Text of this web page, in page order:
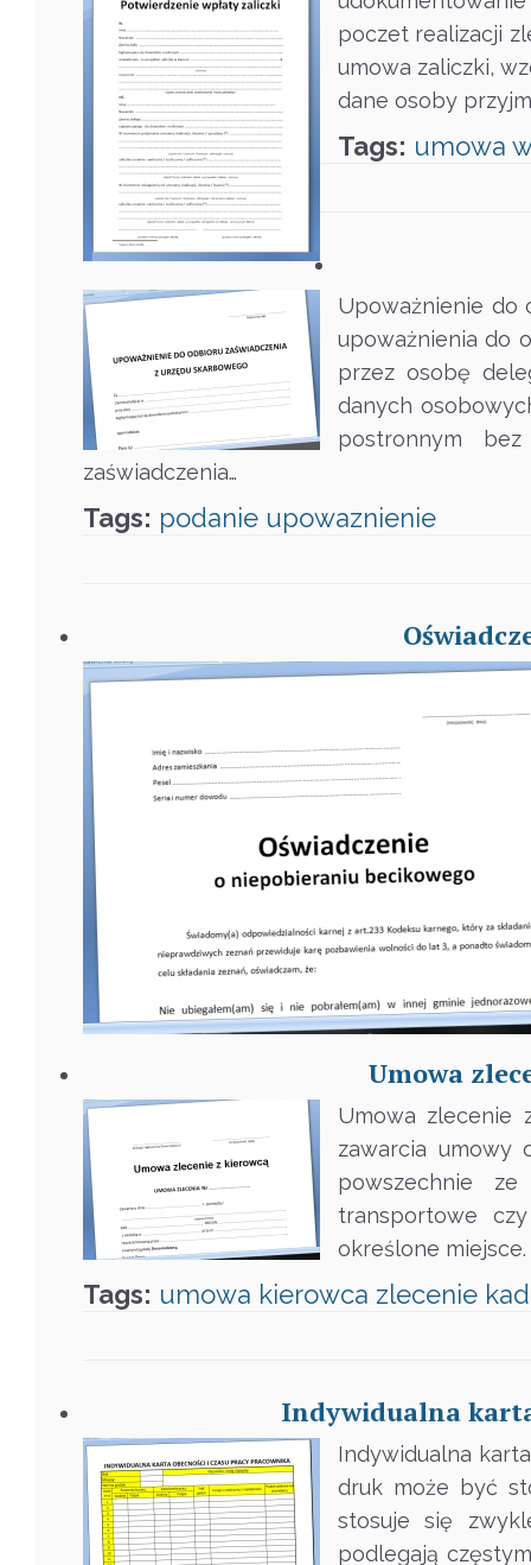
poczet realizacji
umowa zaliczki,
dane osoby
Tags: umowa
Upoważnienie do
upoważnienia do
przez osobę
danych
postronnym
zaświadczenia…
Tags: podanie upowaznienie
Umowa
Umowa zlecenie
zawarcia umowy
powszechnie
transportowe
określone
Tags: umowa kierowca zlecenie
Indywidualna
Indywidualna
druk może być
stosuje się
podlegają